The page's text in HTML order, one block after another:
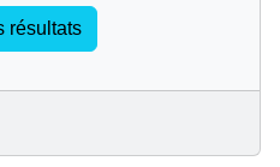
résultats